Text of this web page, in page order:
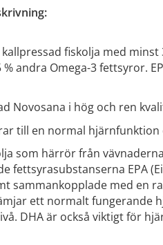
fiskolja med minst
% andra Omega-3 fettsyror.
Novosana i hög och ren
till en normal hjärnfunktion
som härrör från
fettsyrasubstanserna EPA
sammankopplade med en
ett normalt fungerande
DHA är också viktigt för